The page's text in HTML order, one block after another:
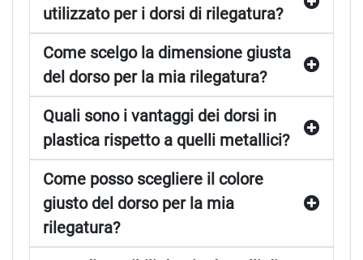
utilizzato per i dorsi di rilegatura?
Come scelgo la dimensione giusta
del dorso per la mia rilegatura?
Quali sono i vantaggi dei dorsi in
plastica rispetto a quelli metallici?
Come posso scegliere il colore
giusto del dorso per la mia
rilegatura?